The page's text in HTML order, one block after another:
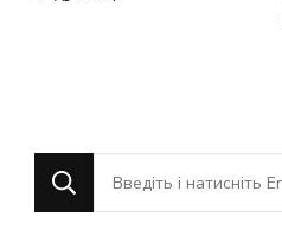
Шукаєте
щось?